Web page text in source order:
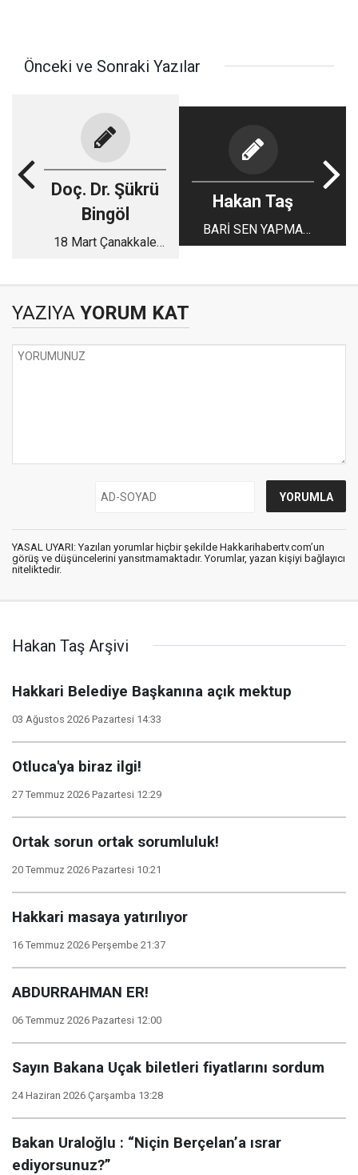
Önceki ve Sonraki Yazılar
Doç. Dr. Şükrü
Bingöl
18 Mart Çanakkale
Hakan Taş
BARİ SEN YAPMA
EDİP DURAN!
YAZIYA YORUM KAT
YASAL UYARI: Yazılan yorumlar hiçbir şekilde Hakkarihabertv.com’un
görüş ve düşüncelerini yansıtmamaktadır. Yorumlar, yazan kişiyi bağlayıcı
niteliktedir.
Hakan Taş Arşivi
Hakkari Belediye Başkanına açık mektup
03 Ağustos 2026 Pazartesi 14:33
Otluca'ya biraz ilgi!
27 Temmuz 2026 Pazartesi 12:29
Ortak sorun ortak sorumluluk!
20 Temmuz 2026 Pazartesi 10:21
Hakkari masaya yatırılıyor
16 Temmuz 2026 Perşembe 21:37
ABDURRAHMAN ER!
06 Temmuz 2026 Pazartesi 12:00
Sayın Bakana Uçak biletleri fiyatlarını sordum
24 Haziran 2026 Çarşamba 13:28
Bakan Uraloğlu : “Niçin Berçelan’a ısrar
ediyorsunuz?”